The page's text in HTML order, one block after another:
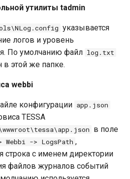
утилиты tadmin
указывается
логов и уровень
По умолчанию файл log.txt
в этой же папке.
webbi
конфигурации app.json
TESSA
в поле
-> LogsPath ,
строка с именем директории
файлов журналов событий